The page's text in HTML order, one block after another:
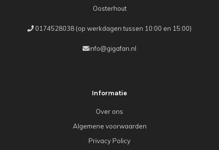
Oosterhout
0174528038 (op werkdagen tussen 10:00 en 15:00)
info@gigafan.nl
Informatie
Over ons
Algemene voorwaarden
Privacy Policy